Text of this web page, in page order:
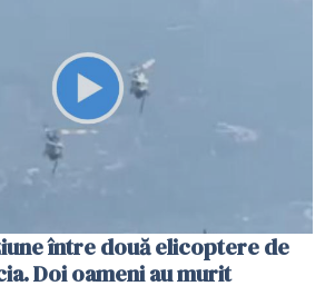
între două elicoptere de
Doi oameni au murit